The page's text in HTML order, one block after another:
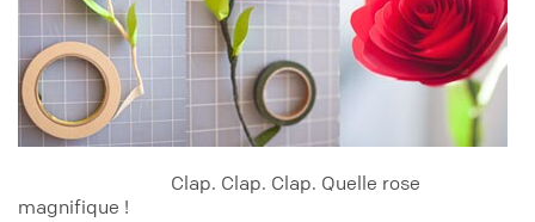
Clap. Clap. Clap. Quelle rose
magnifique !